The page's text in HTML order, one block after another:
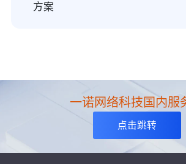
方案
一诺网络科技国内服
点击跳转